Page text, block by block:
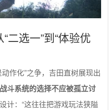
二选一”到“体验优
作化”之争，吉田直树展现出
战斗系统的选择不应被孤立讨
计：“这往往把游戏玩法狭隘